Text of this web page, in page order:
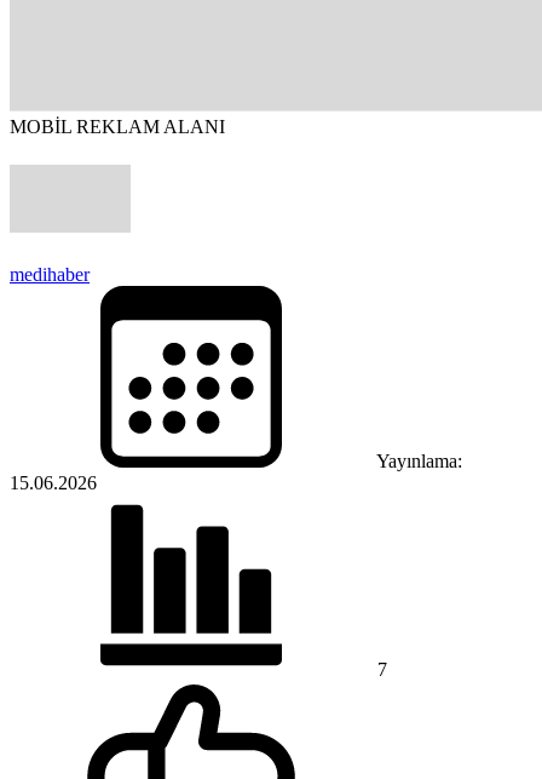
MOBİL REKLAM ALANI
medihaber
Yayınlama:
15.06.2026
7